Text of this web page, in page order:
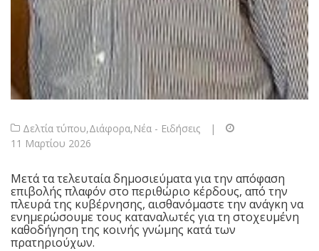
Δελτία τύπου,Διάφορα,Νέα - Ειδήσεις
|
11 Μαρτίου 2026
Μετά τα τελευταία δημοσιεύματα για την απόφαση
επιβολής πλαφόν στο περιθώριο κέρδους, από την
πλευρά της κυβέρνησης, αισθανόμαστε την ανάγκη να
ενημερώσουμε τους καταναλωτές για τη στοχευμένη
καθοδήγηση της κοινής γνώμης κατά των
πρατηριούχων.